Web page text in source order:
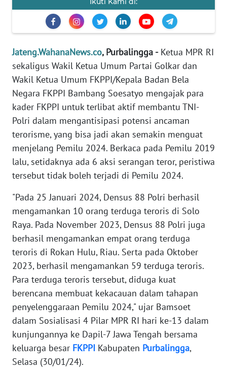
Jateng.WahanaNews.co, Purbalingga -Ketua MPR RI
sekaligus Wakil Ketua Umum Partai Golkar dan
Wakil Ketua Umum FKPPI/Kepala Badan Bela
Negara FKPPI Bambang Soesatyo mengajak para
kader FKPPI untuk terlibat aktif membantu TNI-
Polri dalam mengantisipasi potensi ancaman
terorisme, yang bisa jadi akan semakin menguat
menjelang Pemilu 2024. Berkaca pada Pemilu 2019
lalu, setidaknya ada 6 aksi serangan teror, peristiwa
tersebut tidak boleh terjadi di Pemilu 2024.
"Pada 25 Januari 2024, Densus 88 Polri berhasil
mengamankan 10 orang terduga teroris di Solo
Raya. Pada November 2023, Densus 88 Polri juga
berhasil mengamankan empat orang terduga
teroris di Rokan Hulu, Riau. Serta pada Oktober
2023, berhasil mengamankan 59 terduga teroris.
Para terduga teroris tersebut, diduga kuat
berencana membuat kekacauan dalam tahapan
penyelenggaraan Pemilu 2024," ujar Bamsoet
dalam Sosialisasi 4 Pilar MPR RI hari ke-13 dalam
kunjungannya ke Dapil-7 Jawa Tengah bersama
keluarga besar FKPPI Kabupaten Purbalingga,
Selasa (30/01/24).
KAMI
MEDIA
KARIR
DISCLAIMER
Wahana
News
WN
SUMUT
WN
JAKARTA
JABAR
WN
BANTEN
WN